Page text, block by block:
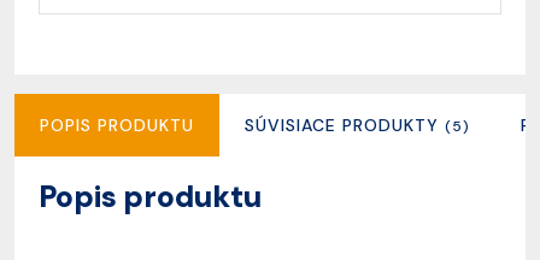
POPIS PRODUKTU SÚVISIACE PRODUKTY (5)
Popis produktu